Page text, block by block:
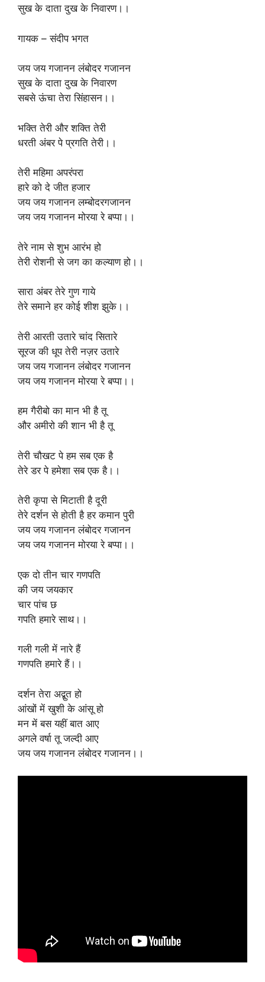
सुख के दाता दुख के निवारण।।
गायक – संदीप भगत
जय जय गजानन लंबोदर गजानन
सुख के दाता दुख के निवारण
सबसे ऊंचा तेरा सिंहासन।।
भक्ति तेरी और शक्ति तेरी
धरती अंबर पे प्रगति तेरी।।
तेरी महिमा अपरंपरा
हारे को दे जीत हजार
जय जय गजानन लम्बोदरगजानन
जय जय गजानन मोरया रे बप्पा।।
तेरे नाम से शुभ आरंभ हो
तेरी रोशनी से जग का कल्याण हो।।
सारा अंबर तेरे गुण गाये
तेरे समाने हर कोई शीश झुके।।
तेरी आरती उतारे चांद सितारे
सूरज की धूप तेरी नज़र उतारे
जय जय गजानन लंबोदर गजानन
जय जय गजानन मोरया रे बप्पा।।
हम गैरीबो का मान भी है तू
और अमीरो की शान भी है तू
तेरी चौखट पे हम सब एक है
तेरे डर पे हमेशा सब एक है।।
तेरी कृपा से मिटाती है दूरी
तेरे दर्शन से होती है हर कमान पुरी
जय जय गजानन लंबोदर गजानन
जय जय गजानन मोरया रे बप्पा।।
एक दो तीन चार गणपति
की जय जयकार
चार पांच छ
गपति हमारे साथ।।
गली गली में नारे हैं
गणपति हमारे हैं।।
दर्शन तेरा अद्बुत हो
आंखों में खुशी के आंसू हो
मन में बस यहीं बात आए
अगले वर्षा तू जल्दी आए
जय जय गजानन लंबोदर गजानन।।